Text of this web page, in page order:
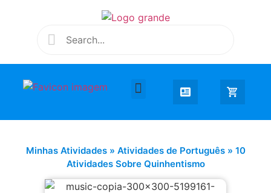
Minhas Atividades» Atividades de Português» 10
Atividades Sobre Quinhentismo